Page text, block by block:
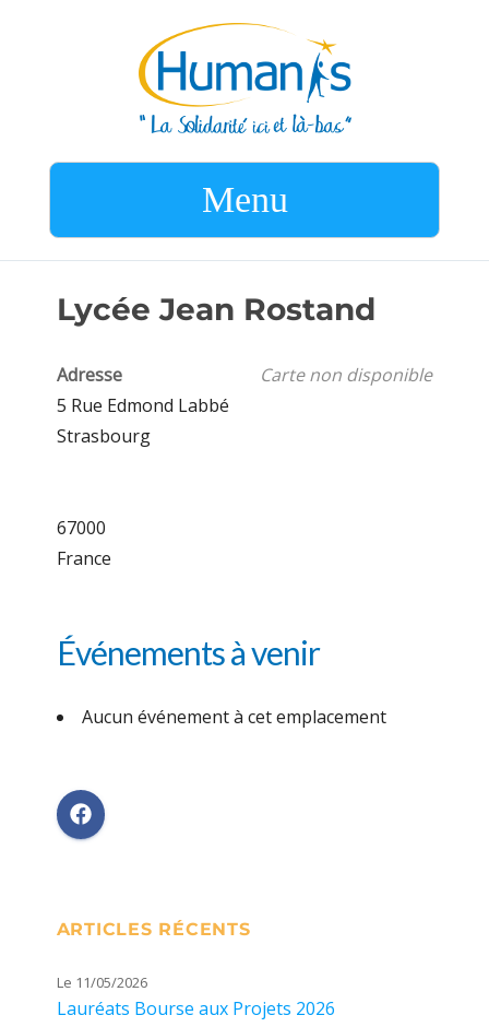
Menu
Lycée Jean Rostand
Carte non disponible
Adresse
5 Rue Edmond Labbé
Strasbourg
67000
France
Événements à venir
Aucun événement à cet emplacement
ARTICLES RÉCENTS
Le 11/05/2026
Lauréats Bourse aux Projets 2026